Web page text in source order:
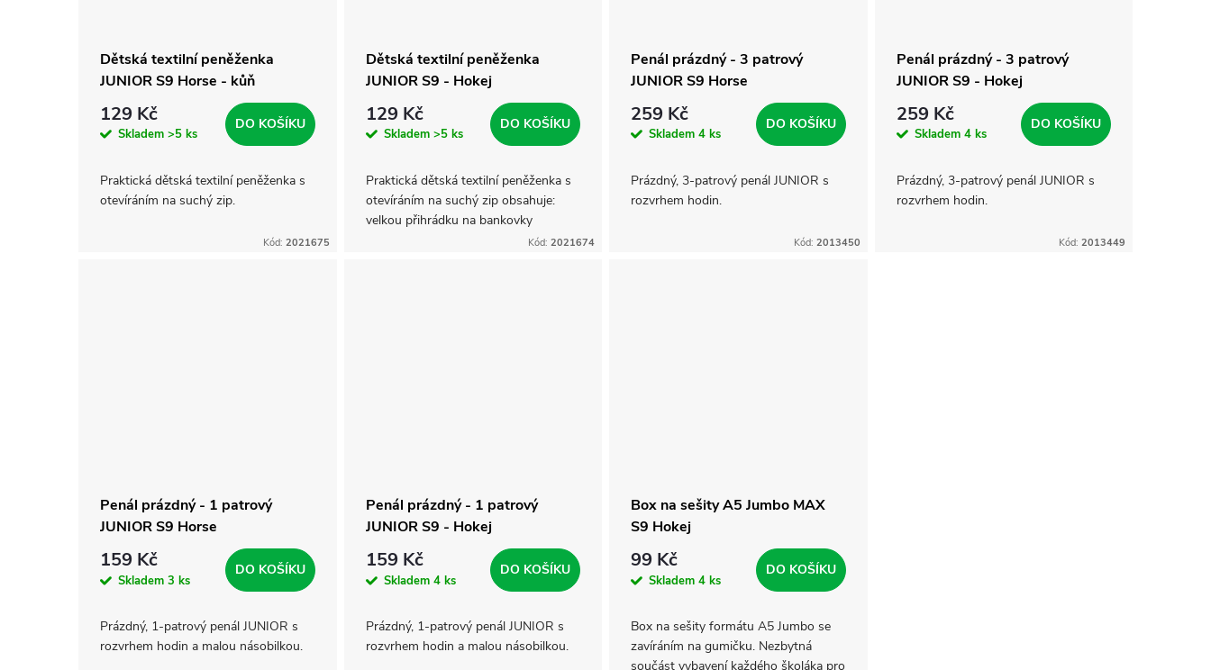
Dětská textilní peněženka
JUNIOR S9 Horse - kůň
129 Kč
Skladem >5 ks
DO KOŠÍKU
Praktická dětská textilní peněženka s
otevíráním na suchý zip.
Kód: 2021675
Dětská textilní peněženka
JUNIOR S9 - Hokej
129 Kč
Skladem >5 ks
DO KOŠÍKU
Praktická dětská textilní peněženka s
otevíráním na suchý zip obsahuje:
velkou přihrádku na bankovky
přihrádku s průhlednou fólií 6Kód: 2021674
Penál prázdný - 3 patrový
JUNIOR S9 Horse
259 Kč
Skladem 4 ks
DO KOŠÍKU
Prázdný, 3-patrový penál JUNIOR s
rozvrhem hodin.
Kód: 2013450
Penál prázdný - 3 patrový
JUNIOR S9 - Hokej
259 Kč
Skladem 4 ks
DO KOŠÍKU
Prázdný, 3-patrový penál JUNIOR s
rozvrhem hodin.
Kód: 2013449
Penál prázdný - 1 patrový
JUNIOR S9 Horse
159 Kč
Skladem 3 ks
DO KOŠÍKU
Prázdný, 1-patrový penál JUNIOR s
rozvrhem hodin a malou násobilkou.
Penál prázdný - 1 patrový
JUNIOR S9 - Hokej
159 Kč
Skladem 4 ks
DO KOŠÍKU
Prázdný, 1-patrový penál JUNIOR s
rozvrhem hodin a malou násobilkou.
Box na sešity A5 Jumbo MAX
S9 Hokej
99 Kč
Skladem 4 ks
DO KOŠÍKU
Box na sešity formátu A5 Jumbo se
zavíráním na gumičku. Nezbytná
součást vybavení každého školáka pro